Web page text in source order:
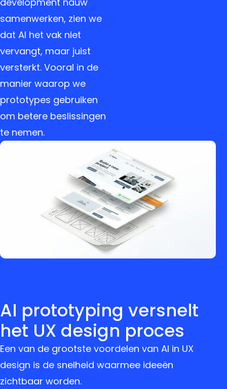
samenwerken, zien we
dat AI het vak niet
vervangt, maar juist
versterkt. Vooral in de
manier waarop we
prototypes gebruiken
om betere beslissingen
te nemen.
AI prototyping versnelt
het UX design proces
Een van de grootste voordelen van AI in UX
design is de snelheid waarmee ideeën
zichtbaar worden.